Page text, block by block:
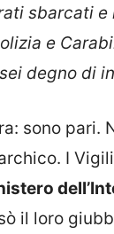
sbarcati
e
degno di
sono pari.
I
il loro